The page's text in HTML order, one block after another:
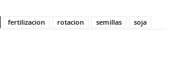
fertilizacion rotacion semillas soja